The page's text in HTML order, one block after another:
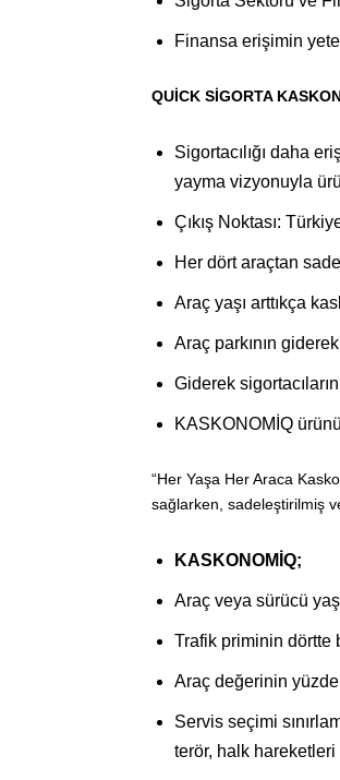
Finansa erişimin
QUİCK SİGORTA
Sigortacılığı daha
yayma vizyonuyla
Çıkış Noktası:
Her dört araçtan
Araç yaşı arttıkça
Araç parkının
Giderek
KASKONOMİQ
“Her Yaşa Her Araca
sağlarken, sadeleştirilmiş
KASKONOMİQ;
Araç veya sürücü
Trafik priminin dörtte
Araç değerinin
Servis seçimi
terör, halk